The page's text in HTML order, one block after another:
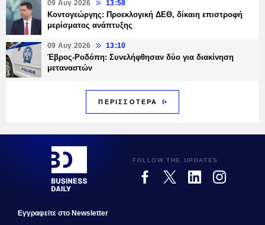
09 Αυγ 2026 13:58
Κοντογεώργης: Προεκλογική ΔΕΘ, δίκαιη επιστροφή
μερίσματος ανάπτυξης
09 Αυγ 2026 13:10
Έβρος-Ροδόπη: Συνελήφθησαν δύο για διακίνηση
μεταναστών
ΠΕΡΙΣΣΟΤΕΡΑ
FOLLOW THE UPDATES
Εγγραφεiτε στο Newsletter